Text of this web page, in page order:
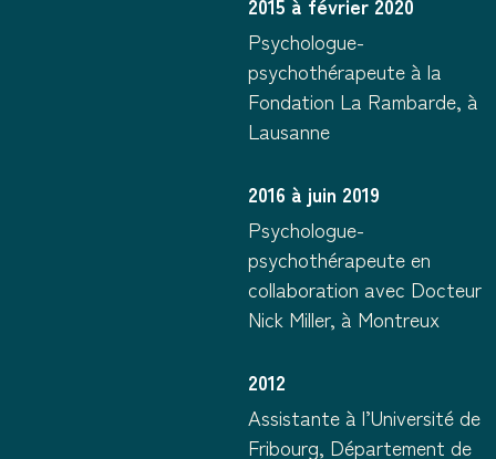
Psychologue-
psychothérapeute à la
Fondation La Rambarde, à
Lausanne
2016 à juin 2019
Psychologue-
psychothérapeute en
collaboration avec Docteur
Nick Miller, à Montreux
2012
Assistante à l’Université de
Fribourg, Département de